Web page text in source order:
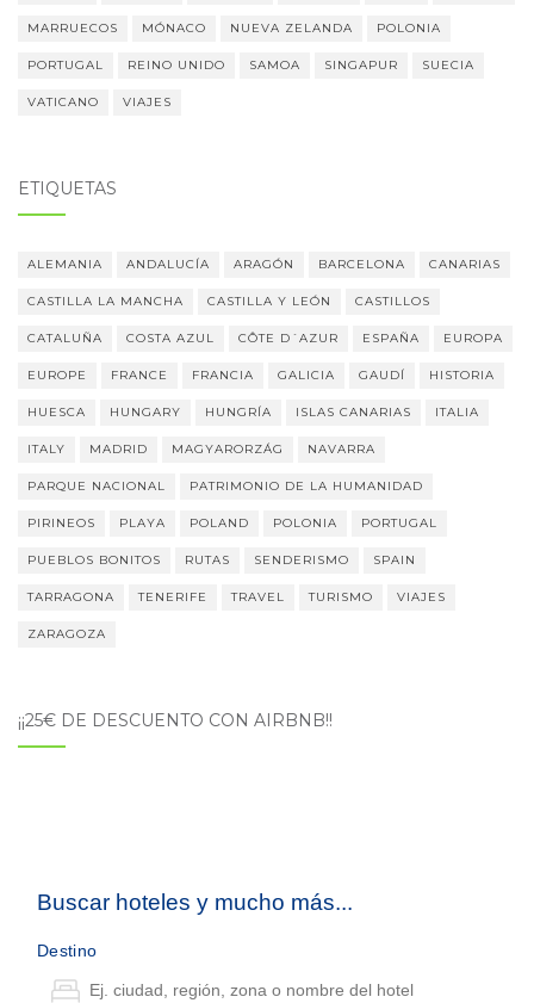
MARRUECOS MÓNACO NUEVA ZELANDA POLONIA
PORTUGAL REINO UNIDO SAMOA SINGAPUR SUECIA
VATICANO VIAJES
ETIQUETAS
ALEMANIA ANDALUCÍA ARAGÓN BARCELONA CANARIAS
CASTILLA LA MANCHA CASTILLA Y LEÓN CASTILLOS
CATALUÑA COSTA AZUL CÔTE D´AZUR ESPAÑA EUROPA
EUROPE FRANCE FRANCIA GALICIA GAUDÍ HISTORIA
HUESCA HUNGARY HUNGRÍA ISLAS CANARIAS ITALIA
ITALY MADRID MAGYARORZÁG NAVARRA
PARQUE NACIONAL PATRIMONIO DE LA HUMANIDAD
PIRINEOS PLAYA POLAND POLONIA PORTUGAL
PUEBLOS BONITOS RUTAS SENDERISMO SPAIN
TARRAGONA TENERIFE TRAVEL TURISMO VIAJES
ZARAGOZA
¡¡25€ DE DESCUENTO CON AIRBNB!!
Buscar hoteles y mucho más...
Destino